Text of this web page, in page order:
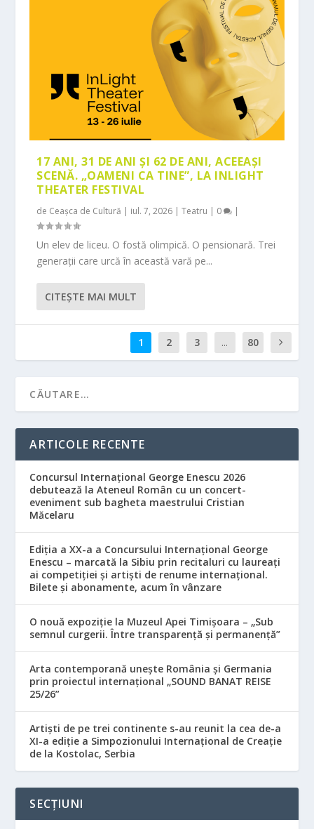
17 ANI, 31 DE ANI ȘI 62 DE ANI, ACEEAȘI
SCENĂ. „OAMENI CA TINE”, LA INLIGHT
THEATER FESTIVAL
de Ceașca de Cultură | iul. 7, 2026 |Teatru | 0 |
Un elev de liceu. O fostă olimpică. O pensionară. Trei
generații care urcă în această vară pe...
CITEŞTE MAI MULT
1 2 3 ... 80
ARTICOLE RECENTE
Concursul Internațional George Enescu 2026
debutează la Ateneul Român cu un concert-
eveniment sub bagheta maestrului Cristian
Măcelaru
Ediția a XX-a a Concursului Internațional George
Enescu – marcată la Sibiu prin recitaluri cu laureați
ai competiției și artiști de renume internațional.
Bilete și abonamente, acum în vânzare
O nouă expoziție la Muzeul Apei Timișoara – „Sub
semnul curgerii. Între transparență și permanență”
Arta contemporană unește România și Germania
prin proiectul internațional „SOUND BANAT REISE
25/26”
Artiști de pe trei continente s-au reunit la cea de-a
XI-a ediție a Simpozionului Internațional de Creație
de la Kostolac, Serbia
SECȚIUNI